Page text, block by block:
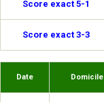
Score exact 5-1
Score exact 3-3
Date Domicile